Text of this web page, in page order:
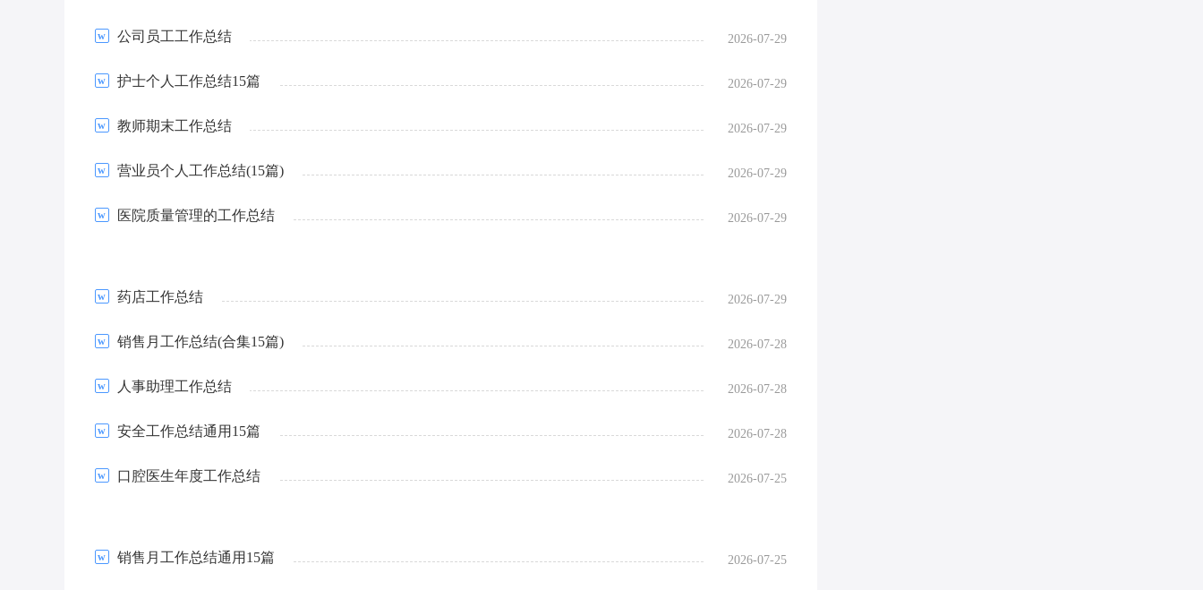
公司员工工作总结 2026-07-29
护士个人工作总结15篇 2026-07-29
教师期末工作总结 2026-07-29
营业员个人工作总结(15篇) 2026-07-29
医院质量管理的工作总结 2026-07-29
药店工作总结 2026-07-29
销售月工作总结(合集15篇) 2026-07-28
人事助理工作总结 2026-07-28
安全工作总结通用15篇 2026-07-28
口腔医生年度工作总结 2026-07-25
销售月工作总结通用15篇 2026-07-25